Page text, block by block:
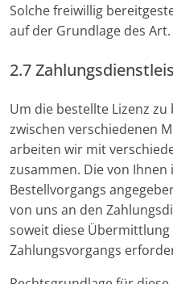
Solche freiwillig
auf der Grundlage des Art.
2.7
Um die bestellte Lizenz zu
zwischen verschiedenen
arbeiten wir mit
zusammen. Die von Ihnen
Bestellvorgangs
von uns an den
soweit diese
Zahlungsvorgangs